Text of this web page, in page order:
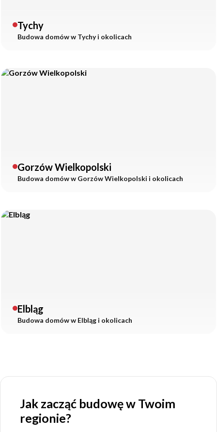
Tychy
Budowa domów w Tychyi okolicach
Gorzów Wielkopolski
Budowa domów w Gorzów Wielkopolski i okolicach
Elbląg
Budowa domów w Elbląg i okolicach
Jak zacząć budowę w Twoim
regionie?